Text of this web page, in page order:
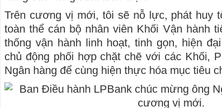
Trên cương vị mới, tôi sẽ nỗ lực, phát huy
toàn thể cán bộ nhân viên Khối Vận hành
thống vận hành linh hoạt, tinh gọn, hiện
chủ động phối hợp chặt chẽ với các Khối,
Ngân hàng để cùng hiện thực hóa mục tiêu